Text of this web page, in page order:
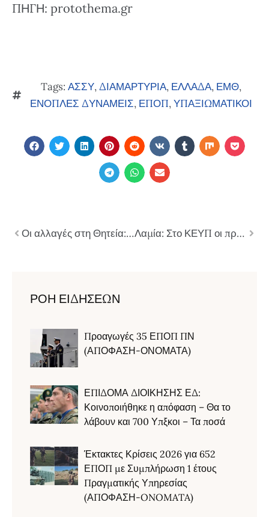
ΠΗΓΗ: protothema.gr
Tags: ΑΣΣΥ,ΔΙΑΜΑΡΤΥΡΙΑ, ΕΛΛΑΔΑ, ΕΜΘ,
ΕΝΟΠΛΕΣ ΔΥΝΑΜΕΙΣ, ΕΠΟΠ,ΥΠΑΞΙΩΜΑΤΙΚΟΙ
Οι αλλαγές στη Θητεία: Αυστηροποιούνται οι αναβολές–Αξιοποιείται η εφεδρεία–Ξεκινά η Εθελοντική Στράτευση Γυναικών Λαμία: Στο ΚΕΥΠ οι πρώτες Εθελόντριες του Ελληνικού Στρατού το 2026–Πόσες θα ενταχθούν–Τι κερδίζουν από τη θητεία τους
ΡΟΗ ΕΙΔΗΣΕΩΝ
Προαγωγές 35 ΕΠΟΠ ΠΝ
(ΑΠΟΦΑΣΗ-ΟΝΟΜΑΤΑ)
ΕΠΙΔΟΜΑ ΔΙΟΙΚΗΣΗΣ ΕΔ:
Κοινοποιήθηκε η απόφαση – Θα το
λάβουν και 700 Υπξκοι – Τα ποσά
Έκτακτες Κρίσεις 2026 για 652
ΕΠΟΠ με Συμπλήρωση 1 έτους
Πραγματικής Υπηρεσίας
(ΑΠΟΦΑΣΗ-ONOMATA)